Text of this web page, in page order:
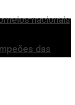
nacionais
das